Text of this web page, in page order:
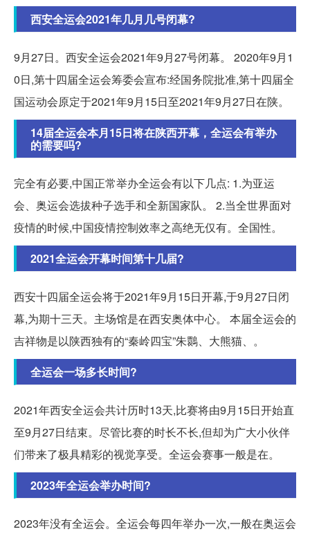
西安全运会2021年几月几号闭幕?
9月27日。西安全运会2021年9月27号闭幕。 2020年9月1
0日,第十四届全运会筹委会宣布:经国务院批准,第十四届全
国运动会原定于2021年9月15日至2021年9月27日在陕。
14届全运会本月15日将在陕西开幕，全运会有举办
的需要吗?
完全有必要,中国正常举办全运会有以下几点: 1.为亚运
会、奥运会选拔种子选手和全新国家队。 2.当全世界面对
疫情的时候,中国疫情控制效率之高绝无仅有。全国性。
2021全运会开幕时间第十几届?
西安十四届全运会将于2021年9月15日开幕,于9月27日闭
幕,为期十三天。主场馆是在西安奥体中心。 本届全运会的
吉祥物是以陕西独有的“秦岭四宝”朱䴉、大熊猫、。
全运会一场多长时间?
2021年西安全运会共计历时13天,比赛将由9月15日开始直
至9月27日结束。尽管比赛的时长不长,但却为广大小伙伴
们带来了极具精彩的视觉享受。全运会赛事一般是在。
2023年全运会举办时间?
2023年没有全运会。全运会每四年举办一次,一般在奥运会